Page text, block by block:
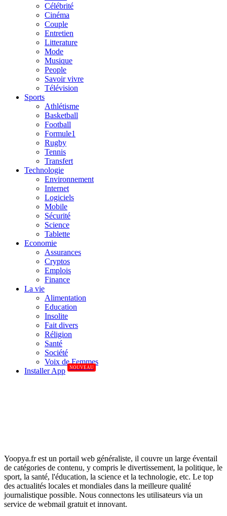
Célébrité
Cinéma
Couple
Entretien
Litterature
Mode
Musique
People
Savoir vivre
Télévision
Sports
Athlétisme
Basketball
Football
Formule1
Rugby
Tennis
Transfert
Technologie
Environnement
Internet
Logiciels
Mobile
Sécurité
Science
Tablette
Economie
Assurances
Cryptos
Emplois
Finance
La vie
Alimentation
Education
Insolite
Fait divers
Réligion
Santé
Société
Voix de Femmes
Installer App
NOUVEAU
Yoopya.fr est un portail web généraliste, il couvre un large éventail
de catégories de contenu, y compris le divertissement, la politique, le
sport, la santé, l'éducation, la science et la technologie, etc. Le top
des actualités locales et mondiales dans la meilleure qualité
journalistique possible. Nous connectons les utilisateurs via un
service de webmail gratuit et innovant.